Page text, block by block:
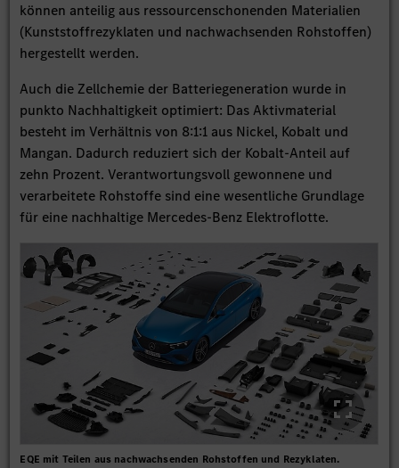
können anteilig aus ressourcenschonenden Materialien
(Kunststoffrezyklaten und nachwachsenden Rohstoffen)
hergestellt werden.
Auch die Zellchemie der Batteriegeneration wurde in
punkto Nachhaltigkeit optimiert: Das Aktivmaterial
besteht im Verhältnis von 8:1:1 aus Nickel, Kobalt und
Mangan. Dadurch reduziert sich der Kobalt-Anteil auf
zehn Prozent. Verantwortungsvoll gewonnene und
verarbeitete Rohstoffe sind eine wesentliche Grundlage
für eine nachhaltige Mercedes-Benz Elektroflotte.
EQE mit Teilen aus nachwachsenden Rohstoffen und Rezyklaten.